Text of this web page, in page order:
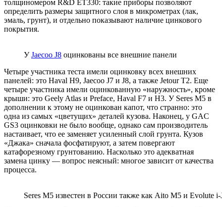
толщиномером R&D ET330: такие приборы позволяют
определить размеры защитного слоя в микрометрах (лак,
эмаль, грунт), и отдельно показывают наличие цинкового
покрытия.
УJaecoo J8 оцинкованы все внешние панели
Четыре участника теста имели оцинковку всех внешних
панелей: это Haval H9, Jaecoo J7 и J8, а также Jetour T2. Еще
четыре участника имели оцинкованную «наружность», кроме
крыши: это Geely Atlas и Preface, Haval F7 и H3. У Seres M5 в
дополнении к этому не оцинкован капот, что странно: это
одна из самых «цветущих» деталей кузова. Наконец, у GAC
GS3 оцинковки не было вообще, однако сам производитель
настаивает, что ее заменяет усиленный слой грунта. Кузов
«Джака» сначала фосфатируют, а затем повергают
катафорезному грунтованию. Насколько это адекватная
замена цинку — вопрос неясный: многое зависит от качества
процесса.
Seres M5 известен в России также как Aito M5 и Evolute